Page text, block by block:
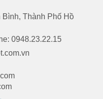
Thành Phố Hồ
0948.23.22.15